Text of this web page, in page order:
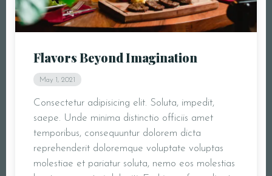
Flavors Beyond Imagination
May 1, 2021
Consectetur adipisicing elit. Soluta, impedit,
saepe. Unde minima distinctio officiis amet
temporibus, consequuntur dolorem dicta
reprehenderit doloremque voluptate voluptas
molestiae et pariatur soluta, nemo eos molestias